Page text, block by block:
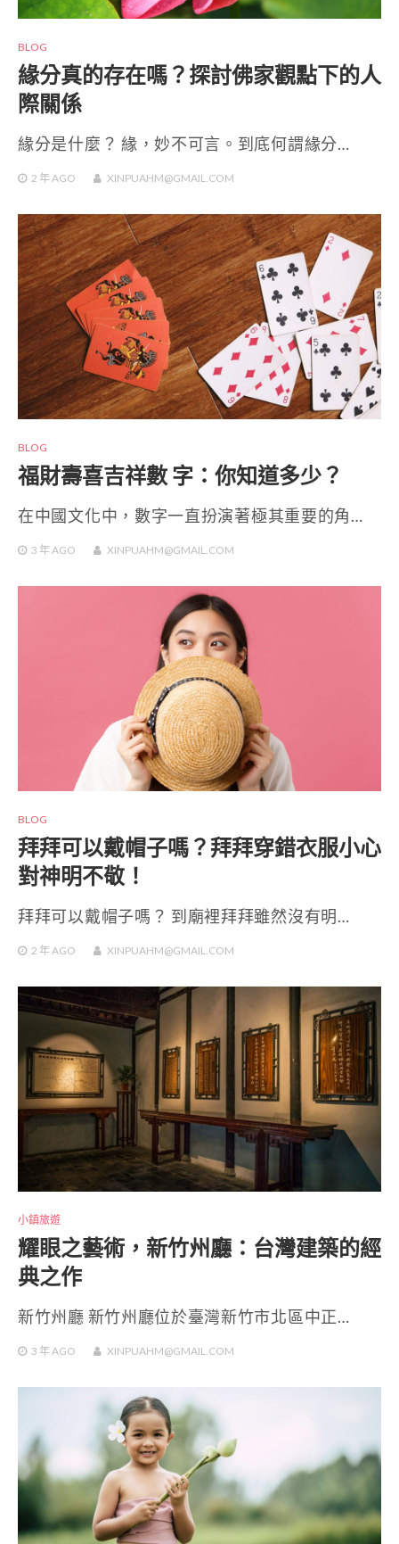
BLOG
緣分真的存在嗎？探討佛家觀點下的人
際關係
緣分是什麼？ 緣，妙不可言。到底何謂緣分…
2 年 AGO XINPUAHM@GMAIL.COM
BLOG
福財壽喜吉祥數 字：你知道多少？
在中國文化中，數字一直扮演著極其重要的角…
3 年 AGO XINPUAHM@GMAIL.COM
BLOG
拜拜可以戴帽子嗎？拜拜穿錯衣服小心
對神明不敬！
拜拜可以戴帽子嗎？ 到廟裡拜拜雖然沒有明…
2 年 AGO XINPUAHM@GMAIL.COM
小鎮旅遊
耀眼之藝術，新竹州廳：台灣建築的經
典之作
新竹州廳 新竹州廳位於臺灣新竹市北區中正…
3 年 AGO XINPUAHM@GMAIL.COM